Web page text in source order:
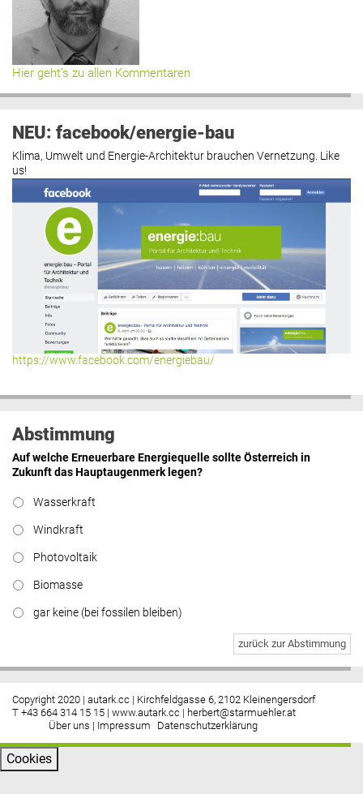
Hier geht’s zu allen Kommentaren
NEU: facebook/energie-bau
Klima, Umwelt und Energie-Architektur brauchen Vernetzung. Like
us!
https://www.facebook.com/energiebau/
Abstimmung
Auf welche Erneuerbare Energiequelle sollte Österreich in
Zukunft das Hauptaugenmerk legen?
Wasserkraft
Windkraft
Photovoltaik
Biomasse
gar keine (bei fossilen bleiben)
zurück zur Abstimmung
Copyright 2020 | autark.cc | Kirchfeldgasse 6, 2102 Kleinengersdorf
T +43 664 314 15 15 | www.autark.cc | herbert@starmuehler.at
Über uns | Impressum Datenschutzerklärung
Cookies